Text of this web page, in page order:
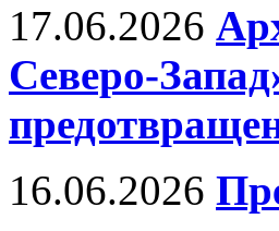
17.06.2026
Северо-
16.06.2026